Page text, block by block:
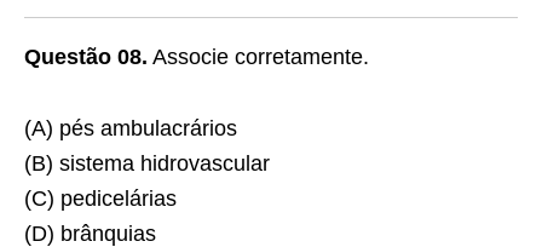
Questão 08. Associe corretamente.
(A) pés ambulacrários
(B) sistema hidrovascular
(C) pedicelárias
(D) brânquias